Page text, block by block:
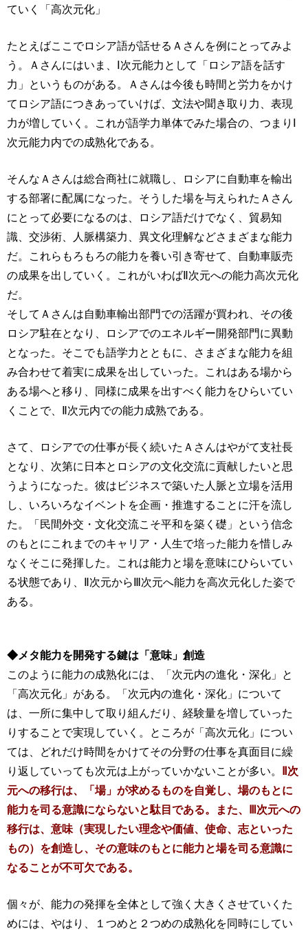
ていく「高次元化」
たとえばここでロシア語が話せるＡさんを例にとってみよ
う。Ａさんにはいま、Ⅰ次元能力として「ロシア語を話す
力」というものがある。Ａさんは今後も時間と労力をかけ
てロシア語につきあっていけば、文法や聞き取り力、表現
力が増していく。これが語学力単体でみた場合の、つまりⅠ
次元能力内での成熟化である。
そんなＡさんは総合商社に就職し、ロシアに自動車を輸出
する部署に配属になった。そうした場を与えられたＡさん
にとって必要になるのは、ロシア語だけでなく、貿易知
識、交渉術、人脈構築力、異文化理解などさまざまな能力
だ。これらもろもろの能力を養い引き寄せて、自動車販売
の成果を出していく。これがいわばⅡ次元への能力高次元化
だ。
そしてＡさんは自動車輸出部門での活躍が買われ、その後
ロシア駐在となり、ロシアでのエネルギー開発部門に異動
となった。そこでも語学力とともに、さまざまな能力を組
み合わせて着実に成果を出していった。これはある場から
ある場へと移り、同様に成果を出すべく能力をひらいてい
くことで、Ⅱ次元内での能力成熟である。
さて、ロシアでの仕事が長く続いたＡさんはやがて支社長
となり、次第に日本とロシアの文化交流に貢献したいと思
うようになった。彼はビジネスで築いた人脈と立場を活用
し、いろいろなイベントを企画・推進することに汗を流し
た。「民間外交・文化交流こそ平和を築く礎」という信念
のもとにこれまでのキャリア・人生で培った能力を惜しみ
なくそこに発揮した。これは能力と場を意味にひらいてい
る状態であり、Ⅱ次元からⅢ次元へ能力を高次元化した姿で
ある。
◆メタ能力を開発する鍵は「意味」創造
このように能力の成熟化には、「次元内の進化・深化」と
「高次元化」がある。「次元内の進化・深化」について
は、一所に集中して取り組んだり、経験量を増していった
りすることで実現していく。ところが「高次元化」につい
ては、どれだけ時間をかけてその分野の仕事を真面目に繰
り返していっても次元は上がっていかないことが多い。
Ⅱ次
元への移行は、「場」が求めるものを自覚し、場のもとに
能力を司る意識にならないと駄目である。また、Ⅲ次元への
移行は、意味（実現したい理念や価値、使命、志といった
もの）を創造し、その意味のもとに能力と場を司る意識に
なることが不可欠である。
個々が、能力の発揮を全体として強く大きくさせていくた
めには、やはり、１つめと２つめの成熟化を同時にしてい